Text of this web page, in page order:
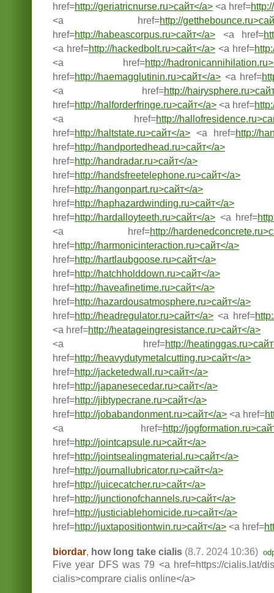
href=http://geriatricnurse.ru>сайт</a> <a href=
<a href=http://
href=http://habeascorpus.ru>сайт</a> <a href=
<a href=http://hackedbolt.ru>сайт</a> <a href=
<a href=http://
href=http://haemagglutinin.ru>сайт</a> <a href=
<a href=http://
href=http://halforderfringe.ru>сайт</a> <a href=
<a href=http://
href=http://haltstate.ru>сайт</a> <a href=http://
href=http://handportedhead.ru>сайт</a>
href=http://handradar.ru>сайт</a>
href=http://handsfreetelephone.ru>сайт</a>
href=http://hangonpart.ru>сайт</a>
href=http://haphazardwinding.ru>сайт</a>
href=http://hardalloyteeth.ru>сайт</a> <a href=
<a href=http://
href=http://harmonicinteraction.ru>сайт</a>
href=http://hartlaubgoose.ru>сайт</a>
href=http://hatchholddown.ru>сайт</a>
href=http://haveafinetime.ru>сайт</a>
href=http://hazardousatmosphere.ru>сайт</a>
href=http://headregulator.ru>сайт</a> <a href=
<a href=http://heatageingresistance.ru>сайт</a>
<a href=http://
href=http://heavydutymetalcutting.ru>сайт</a>
href=http://jacketedwall.ru>сайт</a>
href=http://japanesecedar.ru>сайт</a>
href=http://jibtypecrane.ru>сайт</a>
href=http://jobabandonment.ru>сайт</a> <a href=
<a href=http://
href=http://jointcapsule.ru>сайт</a>
href=http://jointsealingmaterial.ru>сайт</a>
href=http://journallubricator.ru>сайт</a>
href=http://juicecatcher.ru>сайт</a>
href=http://junctionofchannels.ru>сайт</a>
href=http://justiciablehomicide.ru>сайт</a>
href=http://juxtapositiontwin.ru>сайт</a> <a href=
biordar, how long take cialis (8.7. 2024 10:36)
Five year DFS was 79 <a href=https://cialis.lat/
cialis>comprare cialis online</a>